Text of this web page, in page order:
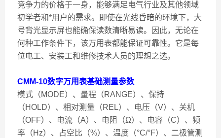
竞争力的价格于一身，能够满足电气行业及其他领域
初学者和*用户的需求。即使在光线昏暗的环境下，大
号背光显示屏也能确保读数清晰易读。因此，无论在
何种工作条件下，该万用表都能保证可靠性。它是每
位电工、安装工和维修技术人员的理想之选。
CMM-10数字万用表基础测量参数
模式（MODE）、量程（RANGE）、保持
（HOLD）、相对测量（REL）、电压（V）、关机
（OFF）、电流（A）、电阻（Ω）、电容（C）、频
率（Hz）、占空比（%）、温度（°C/°F）、二极管测